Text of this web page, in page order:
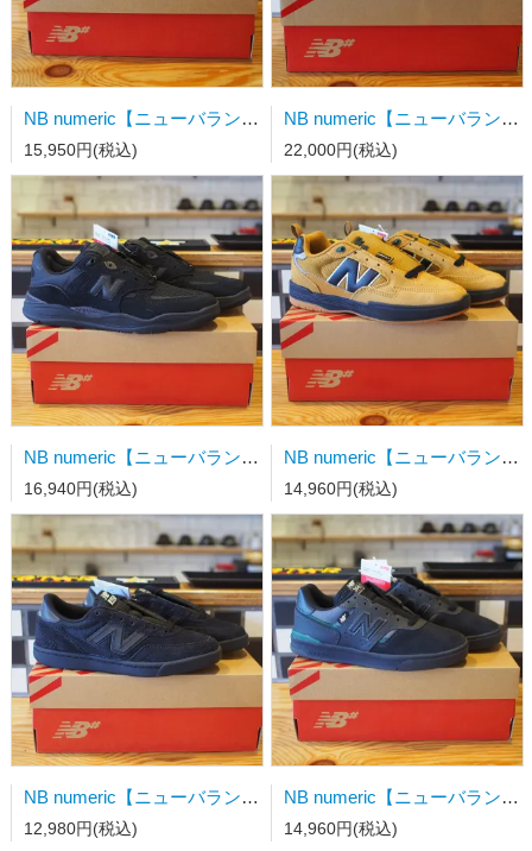
NB numeric【ニューバランス】スケートシューズ UN480TSG 26.5cm
15,950円(税込)
NB numeric【ニューバランス】スケートシューズ UN933WWB 27.0cm
22,000円(税込)
NB numeric【ニューバランス】スケートシューズ UN101CR 26.0cm
16,940円(税込)
NB numeric【ニューバランス】スケートシューズ UN808BNB 27.0cm
14,960円(税込)
NB numeric【ニューバランス】スケートシューズ UN440BVU 23.5cm
12,980円(税込)
NB numeric【ニューバランス】スケートシューズ UN306CSP 23.0cm
14,960円(税込)